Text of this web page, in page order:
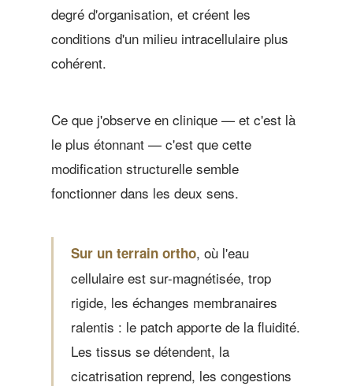
degré d'organisation, et créent les
conditions d'un milieu intracellulaire plus
cohérent.
Ce que j'observe en clinique — et c'est là
le plus étonnant — c'est que cette
modification structurelle semble
fonctionner dans les deux sens.
Sur un terrain ortho, où l'eau
cellulaire est sur-magnétisée, trop
rigide, les échanges membranaires
ralentis : le patch apporte de la fluidité.
Les tissus se détendent, la
cicatrisation reprend, les congestions